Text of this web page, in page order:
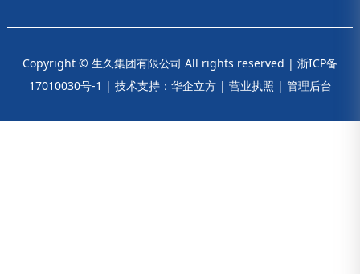
Copyright © 生久集团有限公司 All rights reserved | 浙ICP备
17010030号-1 | 技术支持：华企立方| 营业执照 | 管理后台